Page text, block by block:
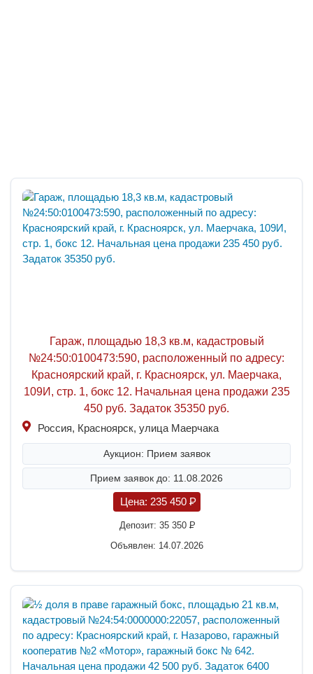
Гараж, площадью 18,3 кв.м, кадастровый
№24:50:0100473:590, расположенный по адресу:
Красноярский край, г. Красноярск, ул. Маерчака,
109И, стр. 1, бокс 12. Начальная цена продажи 235
450 руб. Задаток 35350 руб.
Россия, Красноярск, улица Маерчака
Аукцион: Прием заявок
Прием заявок до: 11.08.2026
Цена: 235 450 P
Депозит: 35 350P
Объявлен: 14.07.2026